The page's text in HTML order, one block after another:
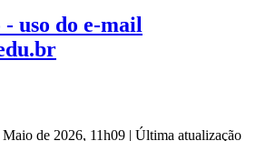
uso do e-mail
de 2026, 11h09 | Última atualização